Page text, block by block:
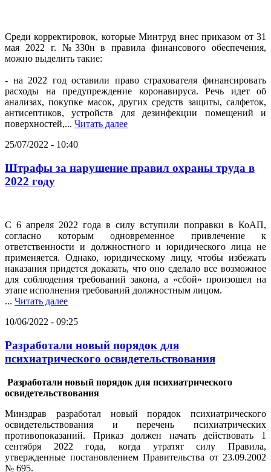
Среди корректировок, которые Минтруд внес приказом от 31
мая 2022 г. №330н в правила финансового обеспечения,
можно выделить такие:
- на 2022 год оставили право страхователя финансировать
расходы на предупреждение коронавируса. Речь идет об
анализах, покупке масок, других средств защиты, салфеток,
антисептиков, устройств для дезинфекции помещений и
поверхностей,... Читать далее
25/07/2022 - 10:40
Штрафы за нарушение правил охраны труда в
2022 году
С 6 апреля 2022 года в силу вступили поправки в КоАП,
согласно которым одновременное привлечение к
ответственности и должностного и юридического лица не
применяется. Однако, юридическому лицу, чтобы избежать
наказания придется доказать, что оно сделало все возможное
для соблюдения требований закона, а «сбой» произошел на
этапе исполнения требований должностным лицом.
... Читать далее
10/06/2022 - 09:25
Разработали новый порядок для
психиатрического освидетельствования
Разработали новый порядок для психиатрического
освидетельствования
Минздрав разработал новый порядок психиатрического
освидетельствования и перечень психиатрических
противопоказаний. Приказ должен начать действовать 1
сентября 2022 года, когда утратят силу Правила,
утвержденные постановлением Правительства от 23.09.2002
№ 695.